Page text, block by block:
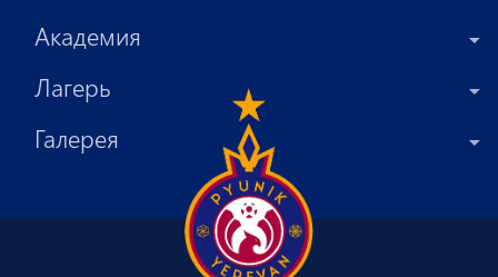
Академия
Лагерь
Галерея